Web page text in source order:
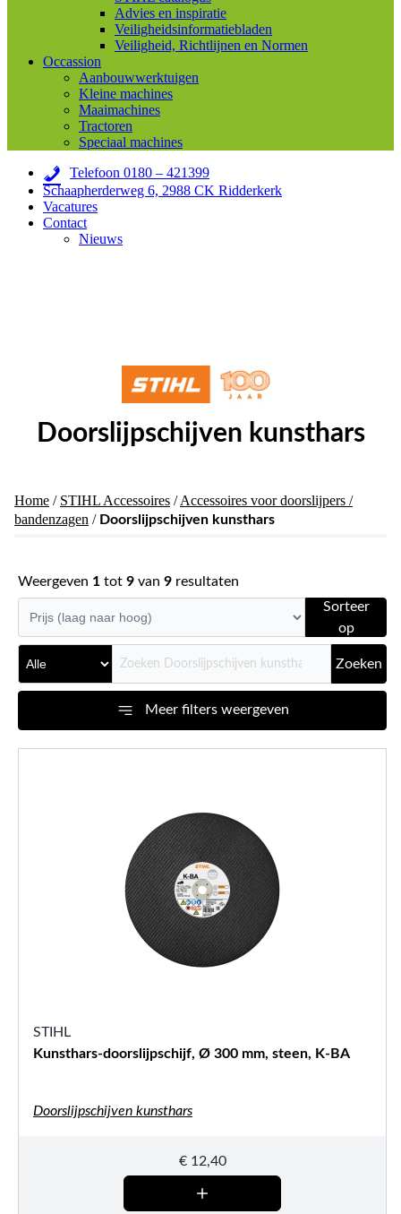
Advies en inspiratie
Veiligheidsinformatiebladen
Veiligheid, Richtlijnen en Normen
Occassion
Aanbouwwerktuigen
Kleine machines
Maaimachines
Tractoren
Speciaal machines
Telefoon 0180 – 421399
Schaapherderweg 6, 2988 CK Ridderkerk
Vacatures
Contact
Nieuws
Doorslijpschijven kunsthars
Home / STIHL Accessoires /Accessoires voor doorslijpers /
bandenzagen / Doorslijpschijven kunsthars
Weergeven 1 tot 9 van 9 resultaten
Sorteer
op
Zoeken
Meer filters weergeven
STIHL
Kunsthars-doorslijpschijf, Ø 300 mm, steen, K-BA
Doorslijpschijven kunsthars
€12,40